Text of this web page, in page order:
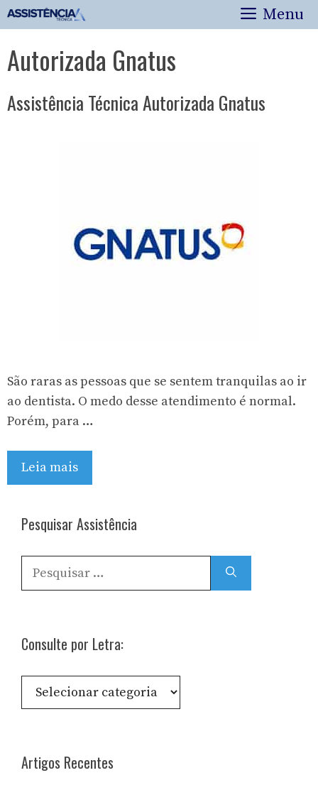
Pular
para
conteúdo
Menu
Autorizada Gnatus
Assistência Técnica Autorizada Gnatus
São raras as pessoas que se sentem tranquilas ao ir
ao dentista. O medo desse atendimento é normal.
Porém, para …
Leia mais
Pesquisar Assistência
Pesquisar
por:
Consulte por Letra:
Consulte
Artigos Recentes